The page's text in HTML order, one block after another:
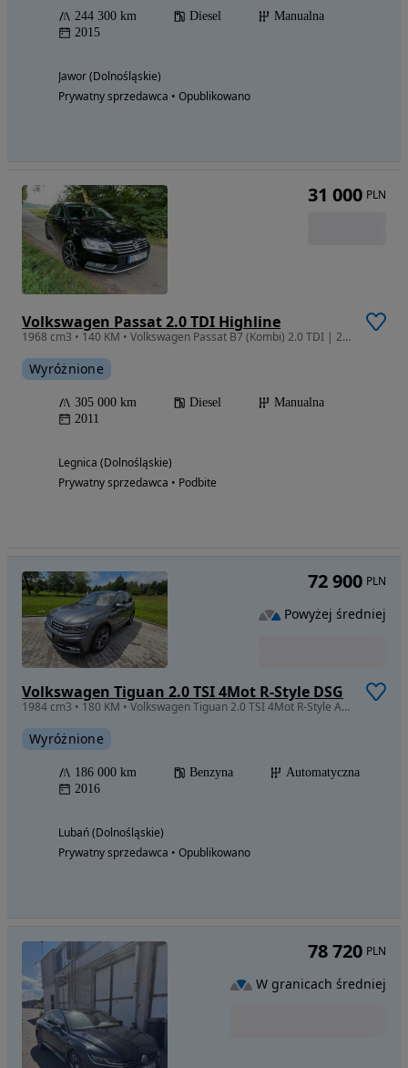
244 300 km Diesel
Manualna
2015
Jawor (Dolnośląskie)
Prywatny sprzedawca • Opublikowano
Volkswagen Passat 2.0 TDI Highline
1968 cm3 • 140 KM • Volkswagen Passat B7 (Kombi) 2.0 TDI | 2011 r. | Bogata wersja
Wyróżnione
305 000 km Diesel
Manualna
2011
Legnica (Dolnośląskie)
Prywatny sprzedawca • Podbite
31 000 PLN
Volkswagen Tiguan 2.0 TSI 4Mot R-Style DSG
1984 cm3 • 180 KM • Volkswagen Tiguan 2.0 TSI 4Mot R-Style ASO
Wyróżnione
186 000 km Benzyna
Automatyczna
2016
Lubań (Dolnośląskie)
Prywatny sprzedawca • Opublikowano
72 900 PLN
Powyżej średniej
78 720 PLN
W granicach średniej